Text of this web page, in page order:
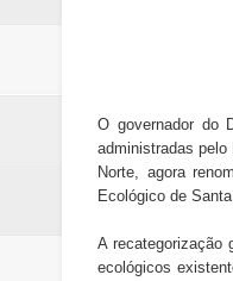
O governador do
administradas
Norte, agora
Ecológico de
A recategorização
ecológicos